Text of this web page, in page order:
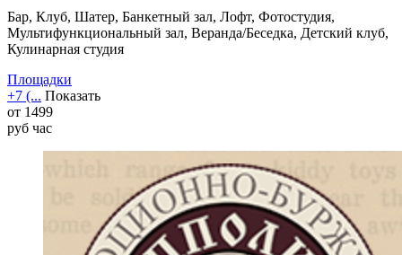
Бар, Клуб, Шатер, Банкетный зал, Лофт, Фотостудия,
Мультифункциональный зал, Веранда/Беседка, Детский клуб,
Кулинарная студия
Площадки
+7 (... Показать
от 1499
руб час